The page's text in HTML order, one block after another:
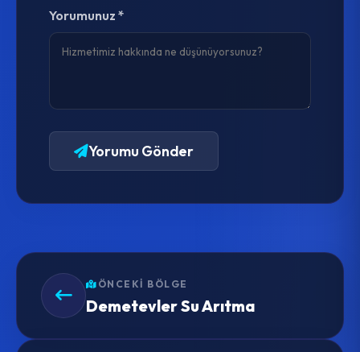
Yorumunuz *
Yorumu Gönder
ÖNCEKI BÖLGE
Demetevler Su Arıtma